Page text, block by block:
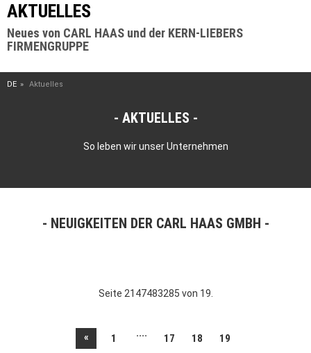
AKTUELLES
Neues von CARL HAAS und der KERN-LIEBERS
FIRMENGRUPPE
DE Aktuelles
AKTUELLES
So leben wir unser Unternehmen
NEUIGKEITEN DER CARL HAAS GMBH
Seite 2147483285 von 19.
« 1 .... 17 18 19